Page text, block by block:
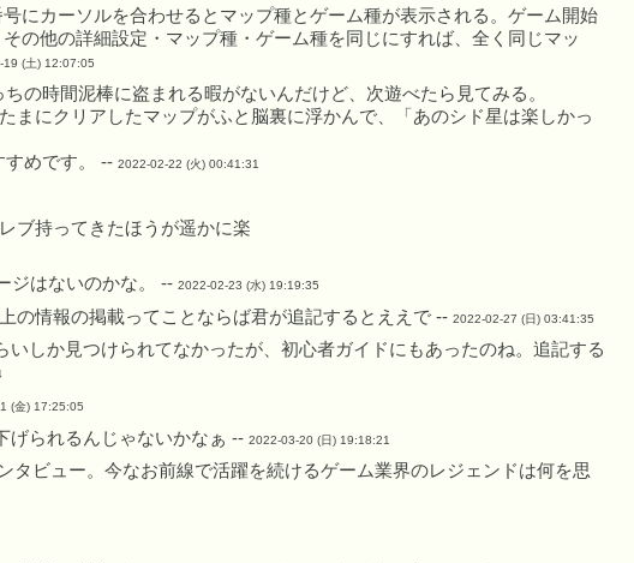
にカーソルを合わせるとマップ種とゲーム種が表示される。ゲーム開始
の他の詳細設定・マップ種・ゲーム種を同じにすれば、全く同じマッ
19 (土) 12:07:05
の時間泥棒に盗まれる暇がないんだけど、次遊べたら見てみる。
まにクリアしたマップがふと脳裏に浮かんで、「あのシド星は楽しかっ
すめです。 -- 2022-02-22 (火) 00:41:31
ブ持ってきたほうが遥かに楽
ジはないのかな。 -- 2022-02-23 (水) 19:19:35
の情報の掲載ってことならば君が追記するとええで -- 2022-02-27 (日) 03:41:35
しか見つけられてなかったが、初心者ガイドにもあったのね。追記する
(金) 17:25:05
げられるんじゃないかなぁ -- 2022-03-20 (日) 19:18:21
タビュー。今なお前線で活躍を続けるゲーム業界のレジェンドは何を思